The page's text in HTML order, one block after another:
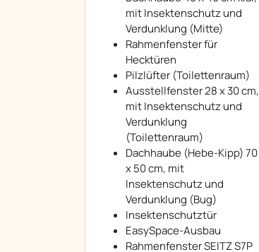
mit Insektenschutz und
Verdunklung (Mitte)
Rahmenfenster für
Hecktüren
Pilzlüfter (Toilettenraum)
Ausstellfenster 28 x 30 cm,
mit Insektenschutz und
Verdunklung
(Toilettenraum)
Dachhaube (Hebe-Kipp) 70
x 50 cm, mit
Insektenschutz und
Verdunklung (Bug)
Insektenschutztür
EasySpace-Ausbau
Rahmenfenster SEITZ S7P